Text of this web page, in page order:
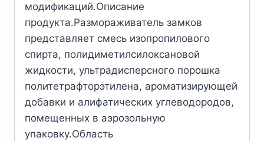
модификаций.Описание
продукта.Размораживатель замков
представляет смесь изопропилового
спирта, полидиметилсилоксановой
жидкости, ультрадисперсного порошка
политетрафторэтилена, ароматизирующей
добавки и алифатических углеводородов,
помещенных в аэрозольную
упаковку.Область